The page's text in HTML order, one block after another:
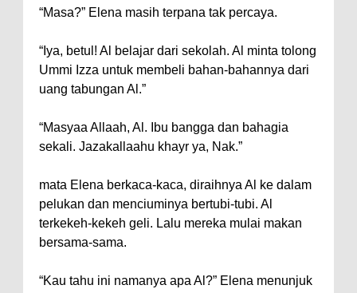
“Masa?” Elena masih terpana tak percaya.
“Iya, betul! Al belajar dari sekolah. Al minta tolong
Ummi Izza untuk membeli bahan-bahannya dari
uang tabungan Al.”
“Masyaa Allaah, Al. Ibu bangga dan bahagia
sekali. Jazakallaahu khayr ya, Nak.”
mata Elena berkaca-kaca, diraihnya Al ke dalam
pelukan dan menciuminya bertubi-tubi. Al
terkekeh-kekeh geli. Lalu mereka mulai makan
bersama-sama.
“Kau tahu ini namanya apa Al?” Elena menunjuk